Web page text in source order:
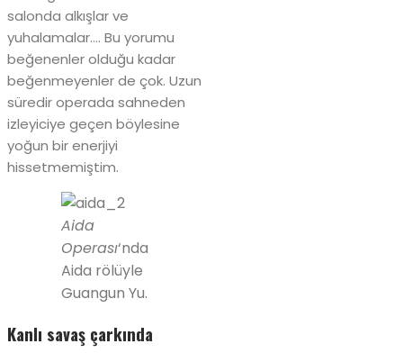
salonda alkışlar ve
yuhalamalar…. Bu yorumu
beğenenler olduğu kadar
beğenmeyenler de çok. Uzun
süredir operada sahneden
izleyiciye geçen böylesine
yoğun bir enerjiyi
hissetmemiştim.
Aida
Operası‘nda
Aida rölüyle
Guangun Yu.
Kanlı savaş çarkında